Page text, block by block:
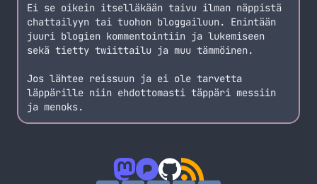
Ei se oikein itselläkään taivu ilman näppistä
chattailyyn tai tuohon bloggailuun. Enintään
juuri blogien kommentointiin ja lukemiseen
sekä tietty twiittailu ja muu tämmöinen.
Jos lähtee reissuun ja ei ole tarvetta
läppärille niin ehdottomasti täppäri messiin
ja menoks.